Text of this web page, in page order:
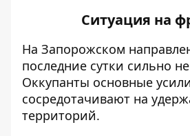
Ситуация на
На Запорожском
последние сутки сильно
Оккупанты основные
сосредотачивают на
территорий.